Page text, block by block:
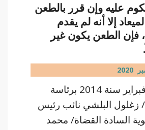
عليه وإن قرر بالطعن
إلا أنه لم يقدم
فإن الطعن يكون غير
جلسة 10 من فبراير سنة 2014 برئاسة
زغلول البلشي نائب رئيس
السادة القضاة/ محمد